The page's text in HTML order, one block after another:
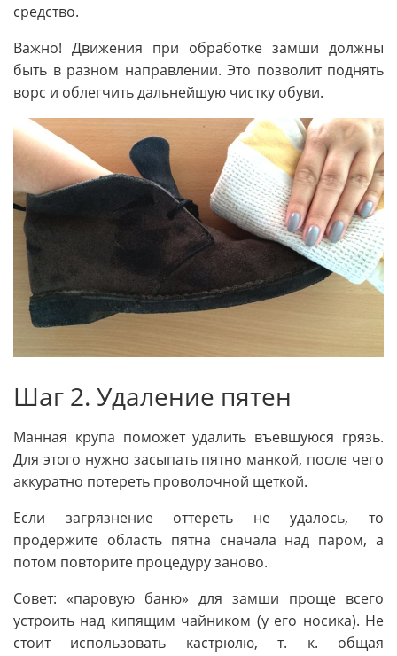
средство.
Важно! Движения при обработке замши должны
быть в разном направлении. Это позволит поднять
ворс и облегчить дальнейшую чистку обуви.
Шаг 2. Удаление пятен
Манная крупа поможет удалить въевшуюся грязь.
Для этого нужно засыпать пятно манкой, после чего
аккуратно потереть проволочной щеткой.
Если загрязнение оттереть не удалось, то
продержите область пятна сначала над паром, а
потом повторите процедуру заново.
Совет: «паровую баню» для замши проще всего
устроить над кипящим чайником (у его носика). Не
стоит использовать кастрюлю, т. к. общая